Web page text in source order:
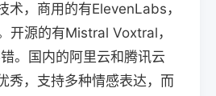
术，商用的有ElevenLabs，
开源的有Mistral Voxtral，
。国内的阿里云和腾讯云
秀，支持多种情感表达，而